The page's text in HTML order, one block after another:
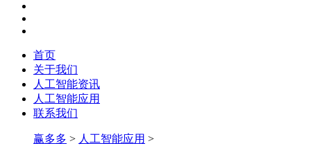
首页
关于我们
人工智能资讯
人工智能应用
联系我们
赢多多 > 人工智能应用 >